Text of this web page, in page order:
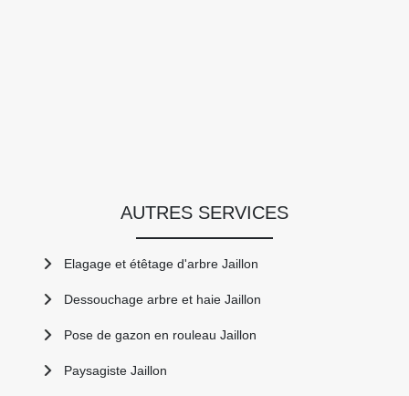
AUTRES SERVICES
Elagage et étêtage d'arbre Jaillon
Dessouchage arbre et haie Jaillon
Pose de gazon en rouleau Jaillon
Paysagiste Jaillon